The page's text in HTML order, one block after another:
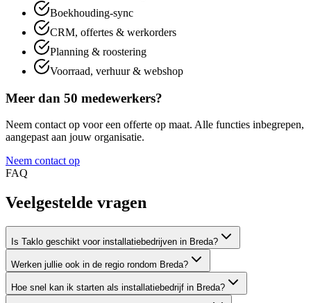
Boekhouding-sync
CRM, offertes & werkorders
Planning & roostering
Voorraad, verhuur & webshop
Meer dan 50 medewerkers?
Neem contact op voor een offerte op maat. Alle functies inbegrepen,
aangepast aan jouw organisatie.
Neem contact op
FAQ
Veelgestelde vragen
Is Taklo geschikt voor installatiebedrijven in Breda?
Werken jullie ook in de regio rondom Breda?
Hoe snel kan ik starten als installatiebedrijf in Breda?